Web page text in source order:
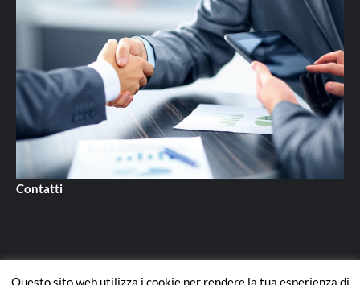
Contatti
Questo sito web utilizza i cookie per rendere la tua esperienza di